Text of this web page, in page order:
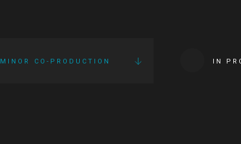
MINOR CO-PRODUCTION IN